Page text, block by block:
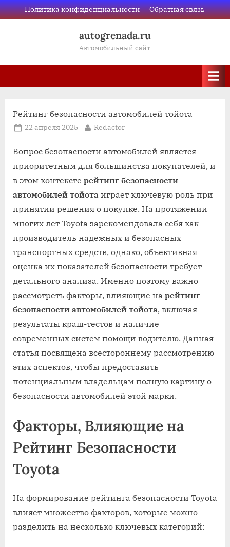
Skip
to
Политика конфиденциальности Обратная связь
autogrenada.ru
Автомобильный сайт
Рейтинг безопасности автомобилей тойота
Posted
22 апреля 2025 By
Redactor
Вопрос безопасности автомобилей является
приоритетным для большинства покупателей‚ и
в этом контексте рейтинг безопасности
автомобилей тойота играет ключевую роль при
принятии решения о покупке. На протяжении
многих лет Toyota зарекомендовала себя как
производитель надежных и безопасных
транспортных средств‚ однако‚ объективная
оценка их показателей безопасности требует
детального анализа. Именно поэтому важно
рассмотреть факторы‚ влияющие на рейтинг
безопасности автомобилей тойота‚ включая
результаты краш-тестов и наличие
современных систем помощи водителю. Данная
статья посвящена всестороннему рассмотрению
этих аспектов‚ чтобы предоставить
потенциальным владельцам полную картину о
безопасности автомобилей этой марки.
Факторы‚ Влияющие на
Рейтинг Безопасности
Toyota
На формирование рейтинга безопасности Toyota
влияет множество факторов‚ которые можно
разделить на несколько ключевых категорий: